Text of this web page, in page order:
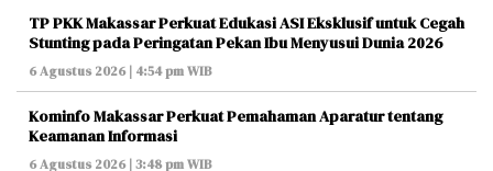
TP PKK Makassar Perkuat Edukasi ASI Eksklusif untuk Cegah
Stunting pada Peringatan Pekan Ibu Menyusui Dunia 2026
6 Agustus 2026 | 4:54 pm WIB
Kominfo Makassar Perkuat Pemahaman Aparatur tentang
Keamanan Informasi
6 Agustus 2026 | 3:48 pm WIB